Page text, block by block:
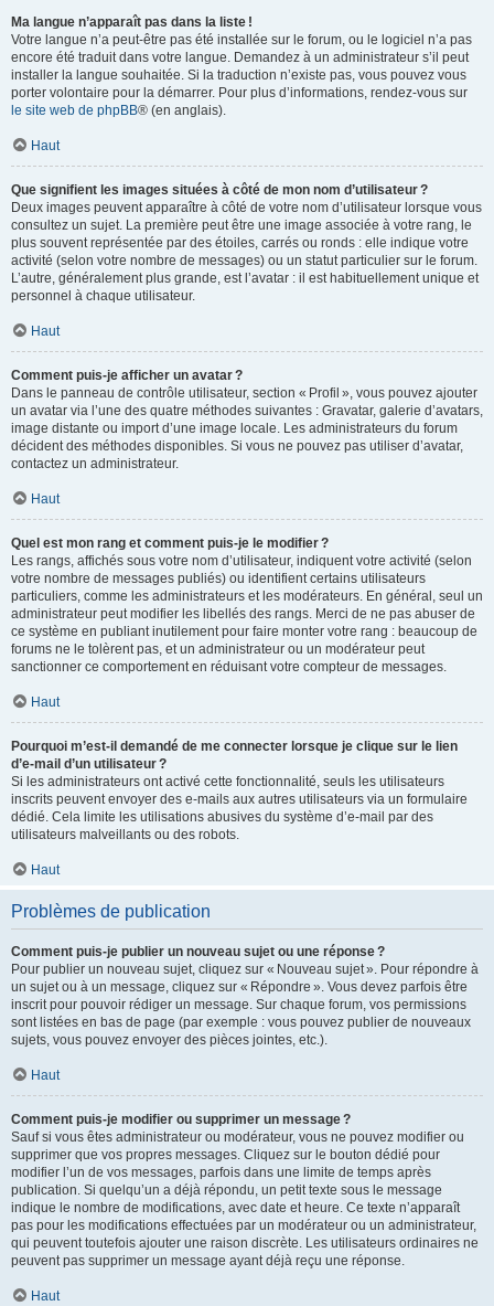
Ma langue n’apparaît pas dans la liste !
Votre langue n’a peut-être pas été installée sur le forum, ou le logiciel n’a pas
encore été traduit dans votre langue. Demandez à un administrateur s’il peut
installer la langue souhaitée. Si la traduction n’existe pas, vous pouvez vous
porter volontaire pour la démarrer. Pour plus d’informations, rendez-vous sur
le site web de phpBB® (en anglais).
Haut
Que signifient les images situées à côté de mon nom d’utilisateur ?
Deux images peuvent apparaître à côté de votre nom d’utilisateur lorsque vous
consultez un sujet. La première peut être une image associée à votre rang, le
plus souvent représentée par des étoiles, carrés ou ronds : elle indique votre
activité (selon votre nombre de messages) ou un statut particulier sur le forum.
L’autre, généralement plus grande, est l’avatar : il est habituellement unique et
personnel à chaque utilisateur.
Haut
Comment puis-je afficher un avatar ?
Dans le panneau de contrôle utilisateur, section « Profil », vous pouvez ajouter
un avatar via l’une des quatre méthodes suivantes : Gravatar, galerie d’avatars,
image distante ou import d’une image locale. Les administrateurs du forum
décident des méthodes disponibles. Si vous ne pouvez pas utiliser d’avatar,
contactez un administrateur.
Haut
Quel est mon rang et comment puis-je le modifier ?
Les rangs, affichés sous votre nom d’utilisateur, indiquent votre activité (selon
votre nombre de messages publiés) ou identifient certains utilisateurs
particuliers, comme les administrateurs et les modérateurs. En général, seul un
administrateur peut modifier les libellés des rangs. Merci de ne pas abuser de
ce système en publiant inutilement pour faire monter votre rang : beaucoup de
forums ne le tolèrent pas, et un administrateur ou un modérateur peut
sanctionner ce comportement en réduisant votre compteur de messages.
Haut
Pourquoi m’est-il demandé de me connecter lorsque je clique sur le lien
d’e-mail d’un utilisateur ?
Si les administrateurs ont activé cette fonctionnalité, seuls les utilisateurs
inscrits peuvent envoyer des e-mails aux autres utilisateurs via un formulaire
dédié. Cela limite les utilisations abusives du système d’e-mail par des
utilisateurs malveillants ou des robots.
Haut
Problèmes de publication
Comment puis-je publier un nouveau sujet ou une réponse ?
Pour publier un nouveau sujet, cliquez sur « Nouveau sujet ». Pour répondre à
un sujet ou à un message, cliquez sur « Répondre ». Vous devez parfois être
inscrit pour pouvoir rédiger un message. Sur chaque forum, vos permissions
sont listées en bas de page (par exemple : vous pouvez publier de nouveaux
sujets, vous pouvez envoyer des pièces jointes, etc.).
Haut
Comment puis-je modifier ou supprimer un message ?
Sauf si vous êtes administrateur ou modérateur, vous ne pouvez modifier ou
supprimer que vos propres messages. Cliquez sur le bouton dédié pour
modifier l’un de vos messages, parfois dans une limite de temps après
publication. Si quelqu’un a déjà répondu, un petit texte sous le message
indique le nombre de modifications, avec date et heure. Ce texte n’apparaît
pas pour les modifications effectuées par un modérateur ou un administrateur,
qui peuvent toutefois ajouter une raison discrète. Les utilisateurs ordinaires ne
peuvent pas supprimer un message ayant déjà reçu une réponse.
Haut